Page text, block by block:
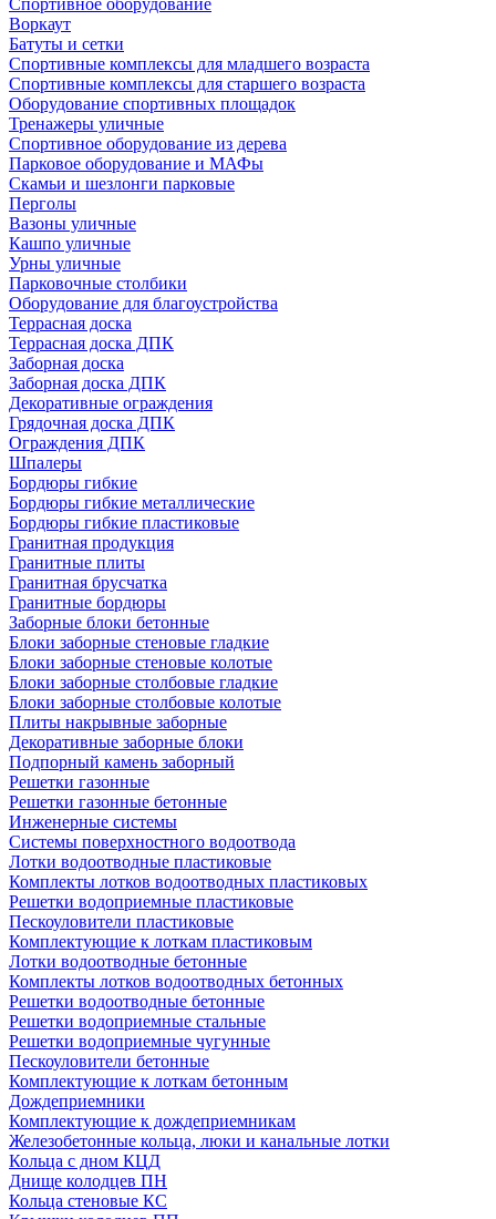
Спортивное оборудование
Воркаут
Батуты и сетки
Спортивные комплексы для младшего возраста
Спортивные комплексы для старшего возраста
Оборудование спортивных площадок
Тренажеры уличные
Спортивное оборудование из дерева
Парковое оборудование и МАФы
Скамьи и шезлонги парковые
Перголы
Вазоны уличные
Кашпо уличные
Урны уличные
Парковочные столбики
Оборудование для благоустройства
Террасная доска
Террасная доска ДПК
Заборная доска
Заборная доска ДПК
Декоративные ограждения
Грядочная доска ДПК
Ограждения ДПК
Шпалеры
Бордюры гибкие
Бордюры гибкие металлические
Бордюры гибкие пластиковые
Гранитная продукция
Гранитные плиты
Гранитная брусчатка
Гранитные бордюры
Заборные блоки бетонные
Блоки заборные стеновые гладкие
Блоки заборные стеновые колотые
Блоки заборные столбовые гладкие
Блоки заборные столбовые колотые
Плиты накрывные заборные
Декоративные заборные блоки
Подпорный камень заборный
Решетки газонные
Решетки газонные бетонные
Инженерные системы
Системы поверхностного водоотвода
Лотки водоотводные пластиковые
Комплекты лотков водоотводных пластиковых
Решетки водоприемные пластиковые
Пескоуловители пластиковые
Комплектующие к лоткам пластиковым
Лотки водоотводные бетонные
Комплекты лотков водоотводных бетонных
Решетки водоотводные бетонные
Решетки водоприемные стальные
Решетки водоприемные чугунные
Пескоуловители бетонные
Комплектующие к лоткам бетонным
Дождеприемники
Комплектующие к дождеприемникам
Железобетонные кольца, люки и канальные лотки
Кольца с дном КЦД
Днище колодцев ПН
Кольца стеновые КС